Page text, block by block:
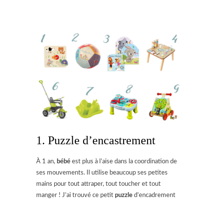
1. Puzzle d’encastrement
À 1 an, bébé est plus à l’aise dans la coordination de
ses mouvements. Il utilise beaucoup ses petites
mains pour tout attraper, tout toucher et tout
manger ! J’ai trouvé ce petit puzzle d’encadrement